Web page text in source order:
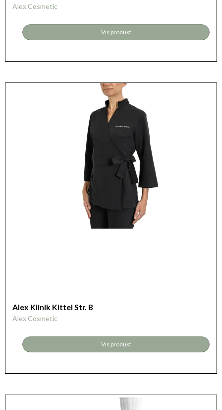
Alex Cosmetic
Vis produkt
Alex Klinik Kittel Str. B
Alex Cosmetic
Vis produkt